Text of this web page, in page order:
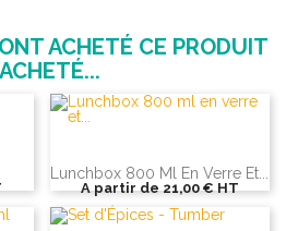
ACHETÉ CE PRODUIT
Lunchbox 800 Ml En Verre Et...
A partir de21,00 €HT